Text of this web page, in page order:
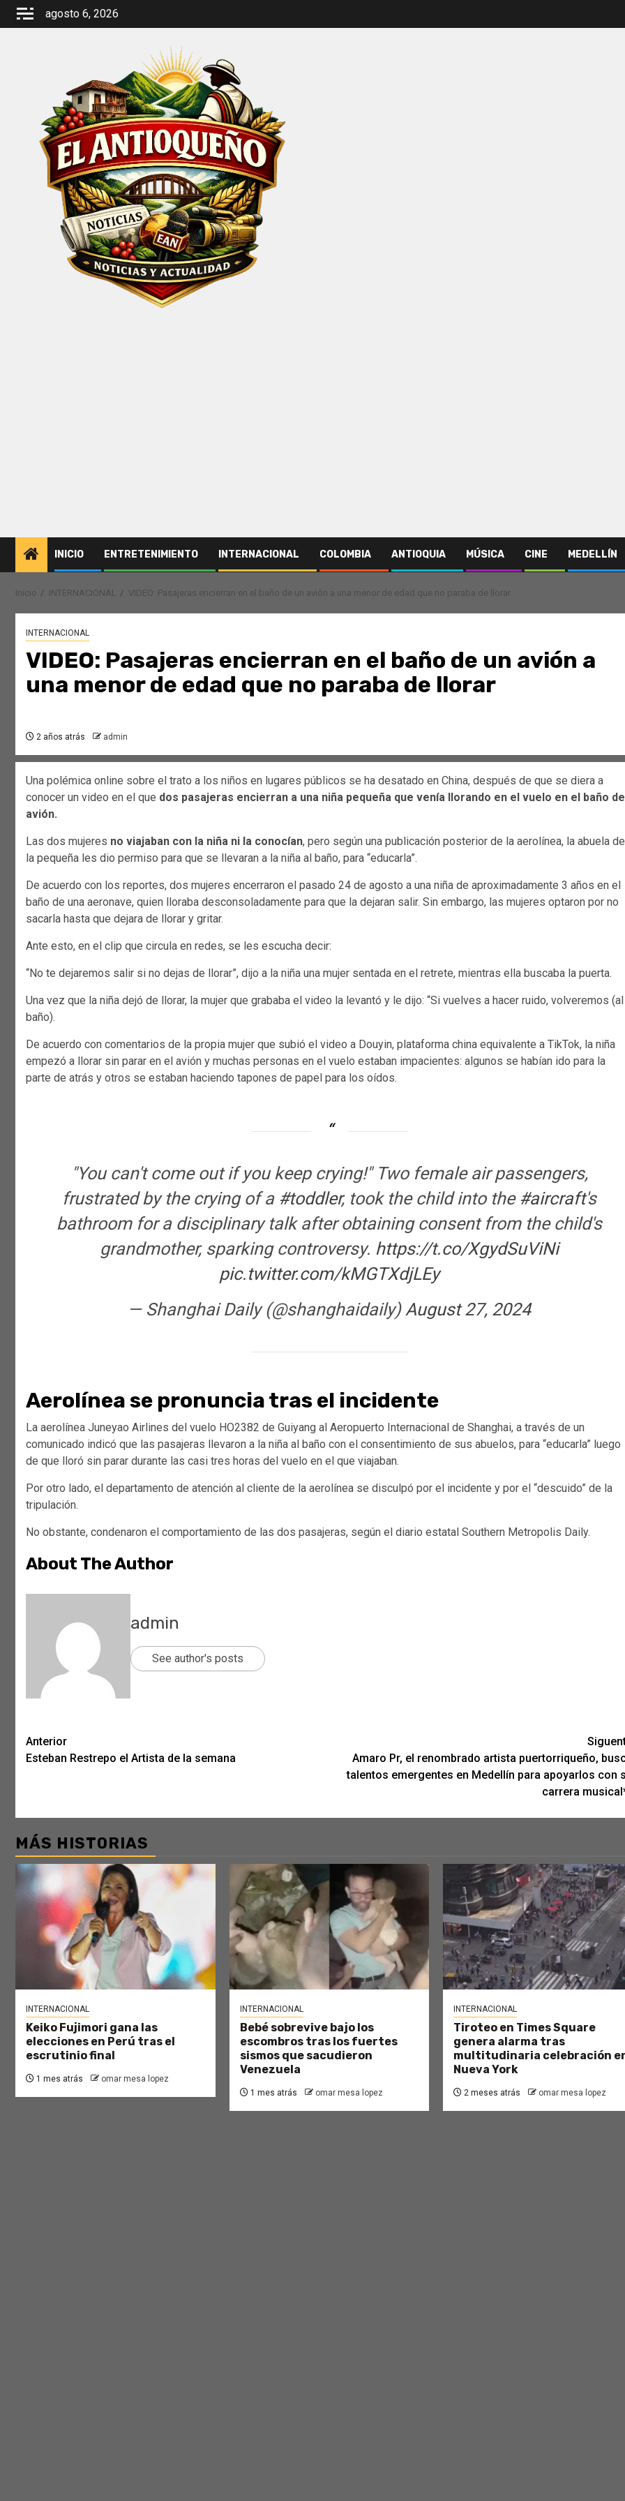
Saltar
agosto 6, 2026
INICIO ENTRETENIMIENTO INTERNACIONAL COLOMBIA ANTIOQUIA MÚSICA CINE MEDELLÍN
Inicio INTERNACIONAL VIDEO: Pasajeras encierran en el baño de un avión a una menor de edad que no paraba de llorar
INTERNACIONAL
VIDEO: Pasajeras encierran en el baño de un avión a
una menor de edad que no paraba de llorar
2 años atrás admin
Una polémica online sobre el trato a los niños en lugares públicos se ha desatado en China, después de que se diera a
conocer un video en el que dos pasajeras encierran a una niña pequeña que venía llorando en el vuelo en el baño
avión.
Las dos mujeres no viajaban con la niña ni la conocían, pero según una publicación posterior de la aerolínea, la abuela de
la pequeña les dio permiso para que se llevaran a la niña al baño, para “educarla”.
De acuerdo con los reportes, dos mujeres encerraron el pasado 24 de agosto a una niña de aproximadamente 3 años en el
baño de una aeronave, quien lloraba desconsoladamente para que la dejaran salir. Sin embargo, las mujeres optaron por no
sacarla hasta que dejara de llorar y gritar.
Ante esto, en el clip que circula en redes, se les escucha decir:
“No te dejaremos salir si no dejas de llorar”, dijo a la niña una mujer sentada en el retrete, mientras ella buscaba la puerta.
Una vez que la niña dejó de llorar, la mujer que grababa el video la levantó y le dijo: “Si vuelves a hacer ruido, volveremos (al
baño).
De acuerdo con comentarios de la propia mujer que subió el video a Douyin, plataforma china equivalente a TikTok, la niña
empezó a llorar sin parar en el avión y muchas personas en el vuelo estaban impacientes: algunos se habían ido para la
parte de atrás y otros se estaban haciendo tapones de papel para los oídos.
"You can't come out if you keep crying!" Two female air passengers,
frustrated by the crying of a #toddler, took the child into the #aircraft's
bathroom for a disciplinary talk after obtaining consent from the child's
grandmother, sparking controversy. https://t.co/XgydSuViNi
pic.twitter.com/kMGTXdjLEy
— Shanghai Daily (@shanghaidaily)August 27, 2024
Aerolínea se pronuncia tras el incidente
La aerolínea Juneyao Airlines del vuelo HO2382 de Guiyang al Aeropuerto Internacional de Shanghai, a través de un
comunicado indicó que las pasajeras llevaron a la niña al baño con el consentimiento de sus abuelos, para “educarla” luego
de que lloró sin parar durante las casi tres horas del vuelo en el que viajaban.
Por otro lado, el departamento de atención al cliente de la aerolínea se disculpó por el incidente y por el “descuido” de la
tripulación.
No obstante, condenaron el comportamiento de las dos pasajeras, según el diario estatal Southern Metropolis Daily.
About The Author
admin
See author's posts
Post
navigation
Anterior
Esteban Restrepo el Artista de la semana
Amaro Pr, el renombrado artista puertorriqueño,
talentos emergentes en Medellín para apoyarlos con
carrera
MÁS HISTORIAS
INTERNACIONAL
Keiko Fujimori gana las
elecciones en Perú tras el
escrutinio final
1 mes atrás omar mesa lopez
INTERNACIONAL
Bebé sobrevive bajo los
escombros tras los fuertes
sismos que sacudieron
Venezuela
1 mes atrás omar mesa lopez
INTERNACIONAL
Tiroteo en Times Square
genera alarma tras
multitudinaria celebración
Nueva York
2 meses atrás omar mesa lopez